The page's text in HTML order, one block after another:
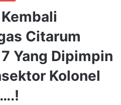
Citarum
Yang Dipimpin
Kolonel